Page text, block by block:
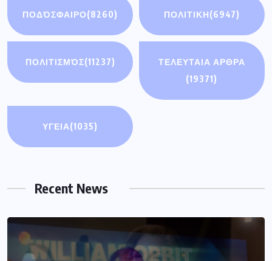
ΠΟΔΌΣΦΑΙΡΟ(8260) ΠΟΛΙΤΙΚΗ(6947)
ΠΟΛΙΤΙΣΜΌΣ(11237)
ΤΕΛΕΥΤΑΙΑ ΑΡΘΡΑ
(19371)
ΥΓΕΙΑ(1035)
Recent News